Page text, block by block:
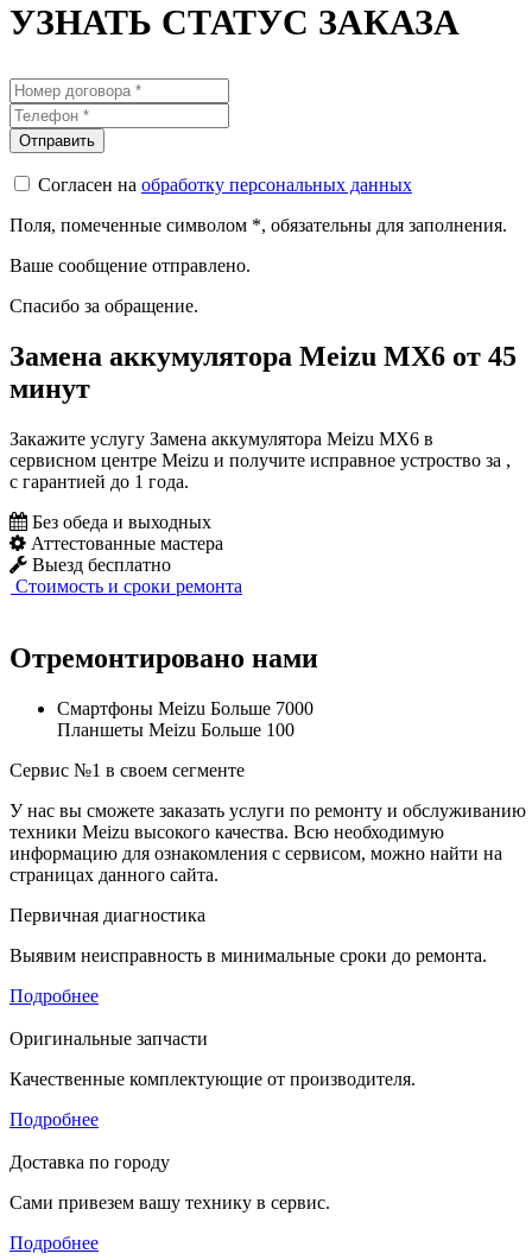
УЗНАТЬ СТАТУС ЗАКАЗА
Согласен на обработку персональных данных
Поля, помеченные символом *, обязательны для заполнения.
Ваше сообщение отправлено.
Спасибо за обращение.
Замена аккумулятора Meizu MX6 от 45
минут
Закажите услугу Замена аккумулятора Meizu MX6 в
сервисном центре Meizu и получите исправное устроство за ,
с гарантией до 1 года.
Без обеда и выходных
Аттестованные мастера
Выезд бесплатно
Стоимость и сроки ремонта
Отремонтировано нами
Смартфоны Meizu Больше 7000
Планшеты Meizu Больше 100
Сервис №1 в своем сегменте
У нас вы сможете заказать услуги по ремонту и обслуживанию
техники Meizu высокого качества. Всю необходимую
информацию для ознакомления с сервисом, можно найти на
страницах данного сайта.
Первичная диагностика
Выявим неисправность в минимальные сроки до ремонта.
Подробнее
Оригинальные запчасти
Качественные комплектующие от производителя.
Подробнее
Доставка по городу
Сами привезем вашу технику в сервис.
Подробнее